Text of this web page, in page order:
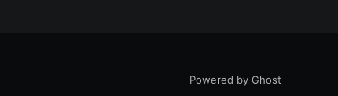
Powered by Ghost